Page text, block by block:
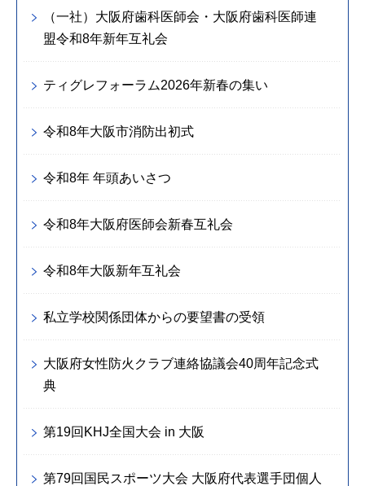
（一社）大阪府歯科医師会・大阪府歯科医師連
盟令和8年新年互礼会
ティグレフォーラム2026年新春の集い
令和8年大阪市消防出初式
令和8年 年頭あいさつ
令和8年大阪府医師会新春互礼会
令和8年大阪新年互礼会
私立学校関係団体からの要望書の受領
大阪府女性防火クラブ連絡協議会40周年記念式
典
第19回KHJ全国大会 in 大阪
第79回国民スポーツ大会 大阪府代表選手団個人